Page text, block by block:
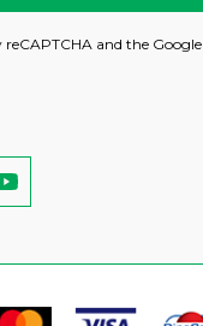
reCAPTCHA and the Google